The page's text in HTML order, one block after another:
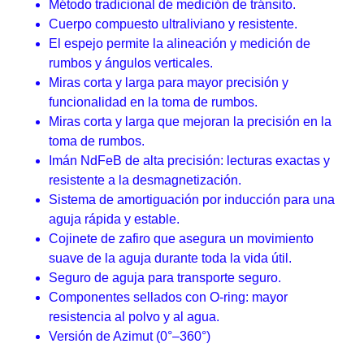
Método tradicional de medición de tránsito.
Cuerpo compuesto ultraliviano y resistente.
El espejo permite la alineación y medición de
rumbos y ángulos verticales.
Miras corta y larga para mayor precisión y
funcionalidad en la toma de rumbos.
Miras corta y larga que mejoran la precisión en la
toma de rumbos.
Imán NdFeB de alta precisión: lecturas exactas y
resistente a la desmagnetización.
Sistema de amortiguación por inducción para una
aguja rápida y estable.
Cojinete de zafiro que asegura un movimiento
suave de la aguja durante toda la vida útil.
Seguro de aguja para transporte seguro.
Componentes sellados con O-ring: mayor
resistencia al polvo y al agua.
Versión de Azimut (0°–360°)